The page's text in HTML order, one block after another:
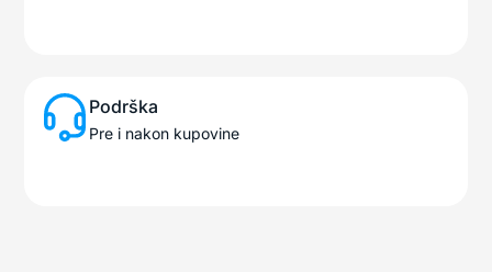
Podrška
Pre i nakon kupovine